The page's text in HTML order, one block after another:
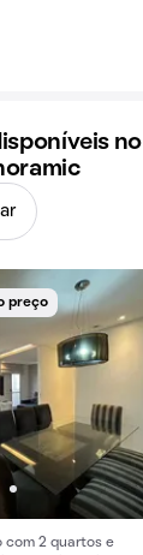
no
preço
com 2 quartos e